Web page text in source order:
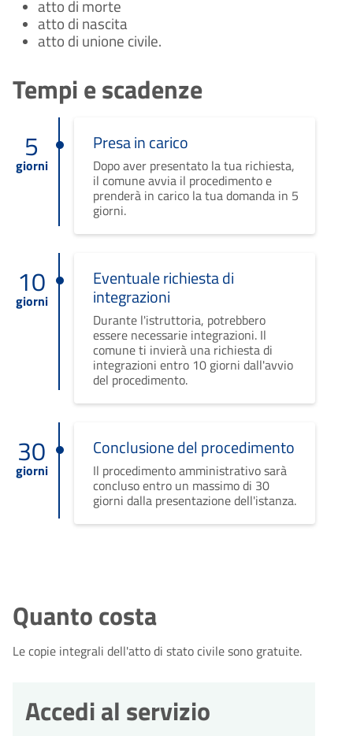
atto di morte
atto di nascita
atto di unione civile.
Tempi e scadenze
5
giorni
Presa in carico
Dopo aver presentato la tua richiesta,
il comune avvia il procedimento e
prenderà in carico la tua domanda in 5
giorni.
10
giorni
Eventuale richiesta di
integrazioni
Durante l'istruttoria, potrebbero
essere necessarie integrazioni. Il
comune ti invierà una richiesta di
integrazioni entro 10 giorni dall'avvio
del procedimento.
30
giorni
Conclusione del procedimento
Il procedimento amministrativo sarà
concluso entro un massimo di 30
giorni dalla presentazione dell'istanza.
Quanto costa
Le copie integrali dell'atto di stato civile sono gratuite.
Accedi al servizio